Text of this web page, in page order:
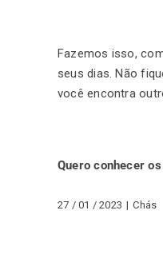
Fazemos isso,
seus dias. Não
você encontra
Quero conhecer
27 / 01 / 2023 | Chás